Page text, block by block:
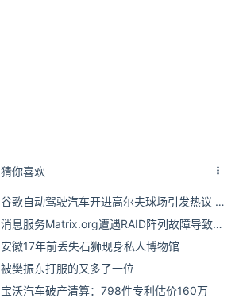
猜你喜欢
谷歌自动驾驶汽车开进高尔夫球场引发热议 网
友：换成特斯拉估计会被骂惨
消息服务Matrix.org遭遇RAID阵列故障导致
55TB数据库损坏 持续1天后已恢复
安徽17年前丢失石狮现身私人博物馆
被樊振东打服的又多了一位
宝沃汽车破产清算：798件专利估价160万